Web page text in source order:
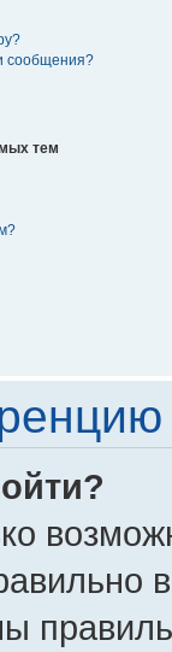
сообщения?
тем